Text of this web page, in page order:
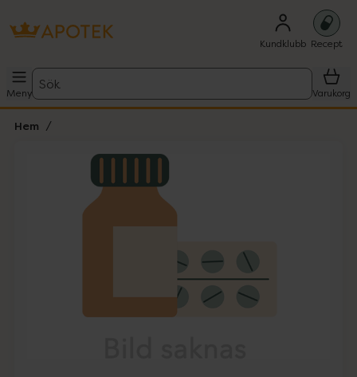
Kundklubb Recept
Meny
Sök
Varukorg
Hem
Lista: . Innehåller 1 objekt.